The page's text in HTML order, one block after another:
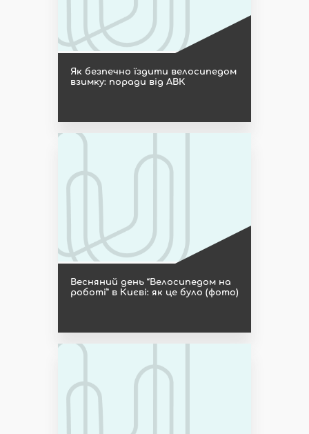
Як безпечно їздити велосипедом
взимку: поради від АВК
Весняний день “Велосипедом на
роботі” в Києві: як це було (фото)